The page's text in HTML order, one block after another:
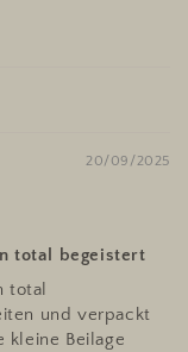
20/09/2025
total begeistert
total
und verpackt
kleine Beilage